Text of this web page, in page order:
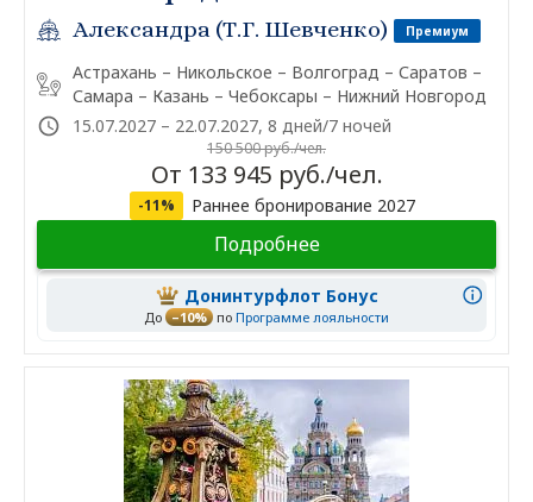
Александра (Т.Г. Шевченко) Премиум
Астрахань – Никольское – Волгоград – Саратов –
Самара – Казань – Чебоксары – Нижний Новгород
15.07.2027 – 22.07.2027, 8 дней/7 ночей
150 500 руб./чел.
От 133 945 руб./чел.
-11% Раннее бронирование 2027
Подробнее
Донинтурфлот Бонус
До –10% по Программе лояльности